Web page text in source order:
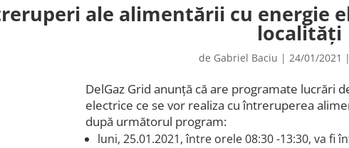
ale alimentării cu energie
localități
de Gabriel Baciu | 24/01/2021 |
DelGaz Grid anunță că are programate lucrări
electrice ce se vor realiza cu întreruperea
după următorul program:
luni, 25.01.2021, între orele 08:30 -13:30, va fi